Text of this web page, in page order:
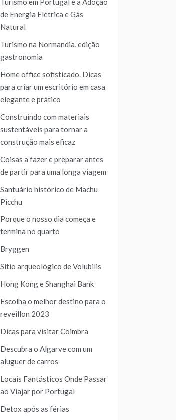
Turismo em Portugal e a Adoção
de Energia Elétrica e Gás
Natural
Turismo na Normandia, edição
gastronomia
Home office sofisticado. Dicas
para criar um escritório em casa
elegante e prático
Construindo com materiais
sustentáveis para tornar a
construção mais eficaz
Coisas a fazer e preparar antes
de partir para uma longa viagem
Santuário histórico de Machu
Picchu
Porque o nosso dia começa e
termina no quarto
Bryggen
Sítio arqueológico de Volubilis
Hong Kong e Shanghai Bank
Escolha o melhor destino para o
reveillon 2023
Dicas para visitar Coimbra
Descubra o Algarve com um
aluguer de carros
Locais Fantásticos Onde Passar
ao Viajar por Portugal
Detox após as férias